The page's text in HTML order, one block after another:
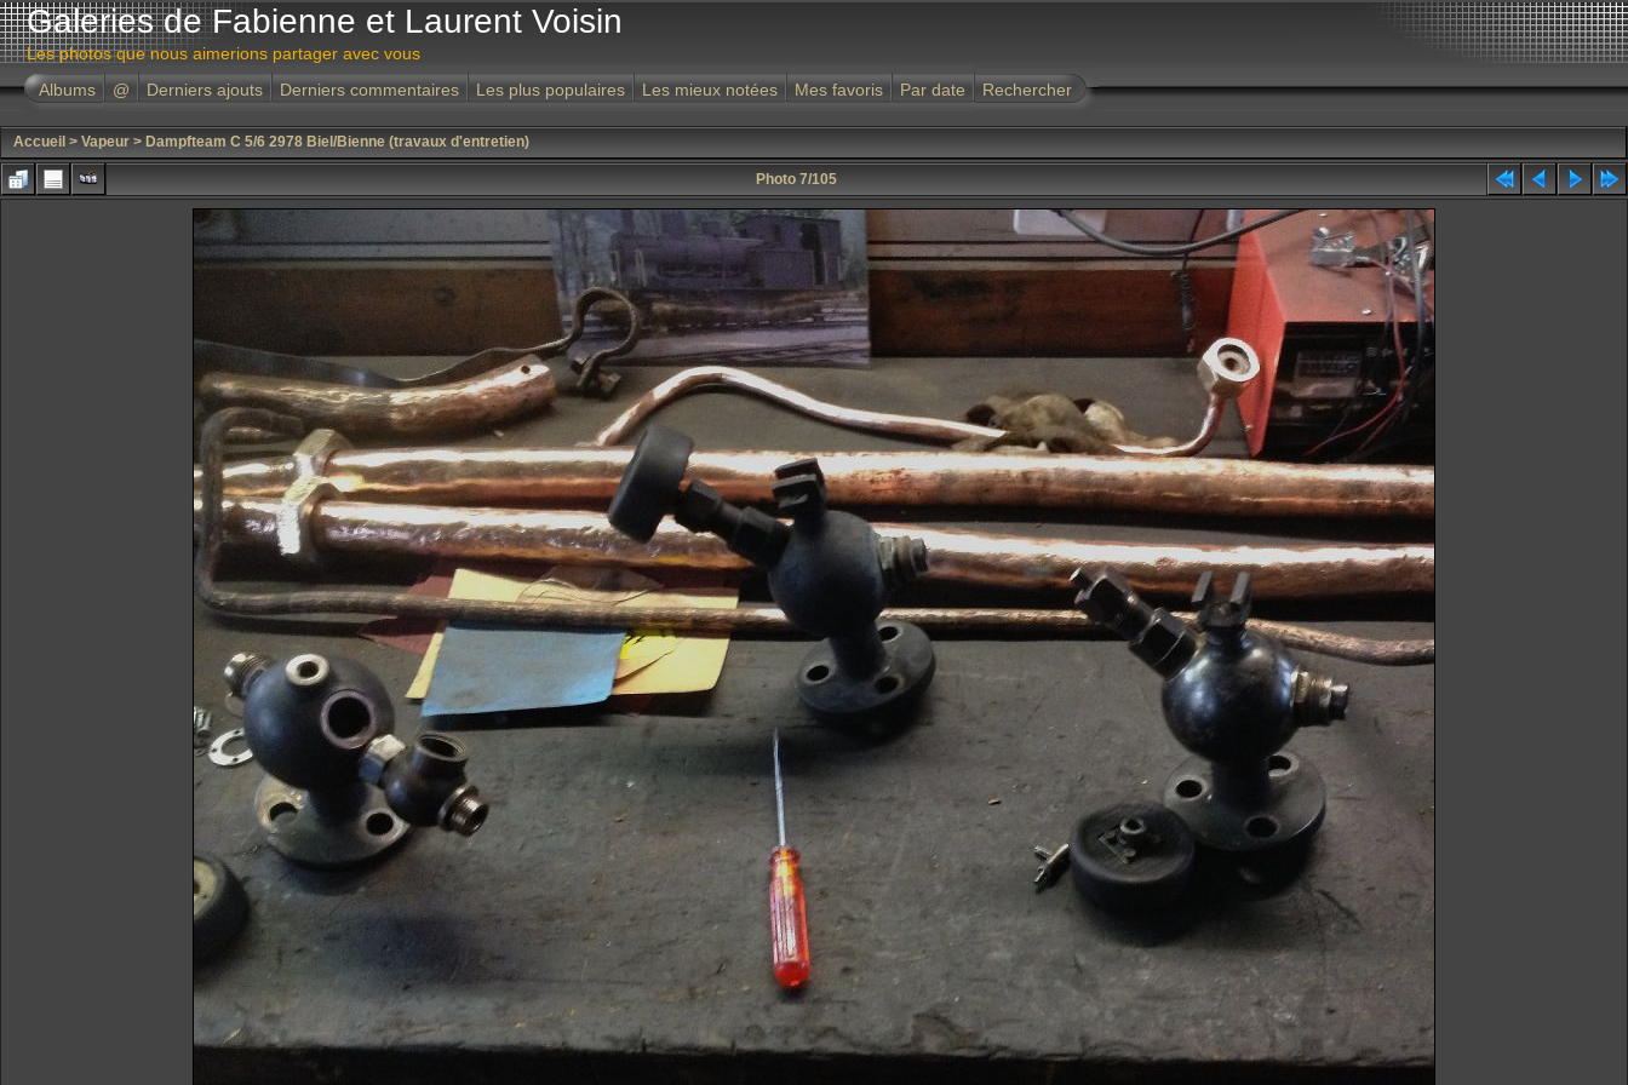
Galeries de Fabienne et Laurent Voisin
Les photos que nous aimerions partager avec vous
Albums
@ Derniers ajouts Derniers commentaires Les plus populaires Les mieux notées Mes favoris Par date Rechercher
Accueil > Vapeur > Dampfteam C 5/6 2978 Biel/Bienne (travaux d'entretien)
Photo 7/105